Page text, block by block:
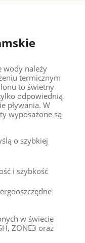
wody należy
termicznym
to świetny
odpowiednią
pływania. W
wyposażone są
o szybkiej
i szybkość
w świecie
ZONE3 oraz